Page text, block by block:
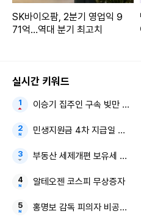
SK바이오팜, 2분기 영업익 9
71억…역대 분기 최고치
실시간 키워드
이승기 집주인 구속 빚만 73억
민생지원금 4차 지급일 확정
부동산 세제개편 보유세 거래
알테오젠 코스피 무상증자
홍명보 감독 피의자 비공개 소